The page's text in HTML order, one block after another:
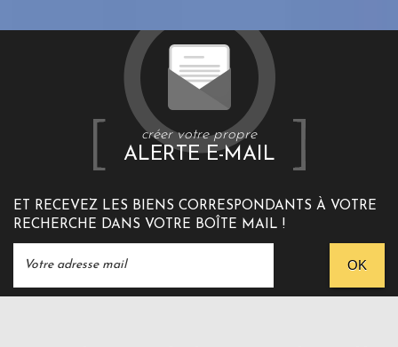
créer votre propre
ALERTE E-MAIL
ET RECEVEZ LES BIENS CORRESPONDANTS À VOTRE
RECHERCHE DANS VOTRE BOÎTE MAIL !
OK